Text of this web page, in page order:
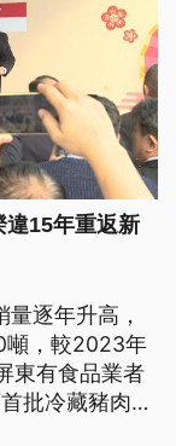
違15年重返新
逐年升高，
噸，較2023年
東有食品業者
批冷藏豬肉外